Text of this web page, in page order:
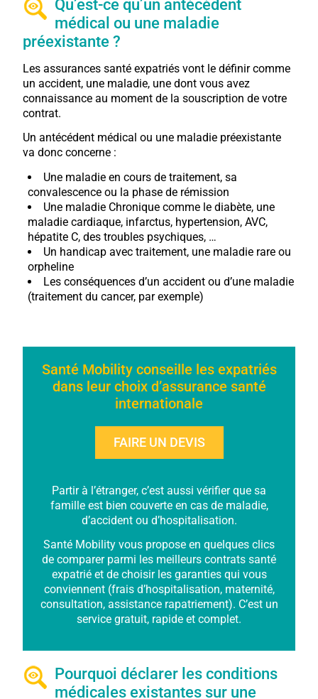
Qu’est-ce qu’un antécédent
médical ou une maladie
préexistante ?
Les assurances santé expatriés vont le définir comme
un accident, une maladie, une dont vous avez
connaissance au moment de la souscription de votre
contrat.
Un antécédent médical ou une maladie préexistante
va donc concerne :
Une maladie en cours de traitement, sa
convalescence ou la phase de rémission
Une maladie Chronique comme le diabète, une
maladie cardiaque, infarctus, hypertension, AVC,
hépatite C, des troubles psychiques, …
Un handicap avec traitement, une maladie rare ou
orpheline
Les conséquences d’un accident ou d’une maladie
(traitement du cancer, par exemple)
Santé Mobility conseille les expatriés
dans leur choix d’assurance santé
internationale
FAIRE UN DEVIS
Partir à l’étranger, c’est aussi vérifier que sa
famille est bien couverte en cas de maladie,
d’accident ou d’hospitalisation.
Santé Mobility vous propose en quelques clics
de comparer parmi les meilleurs contrats santé
expatrié et de choisir les garanties qui vous
conviennent (frais d’hospitalisation, maternité,
consultation, assistance rapatriement). C’est un
service gratuit, rapide et complet.
Pourquoi déclarer les conditions
médicales existantes sur une